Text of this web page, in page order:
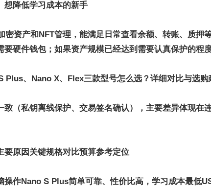
想降低学习成本的新手
密资产和NFT管理，能满足日常查看余额、转账、质押
硬件钱包；如果资产规模已经达到需要认真保护的程
Plus、Nano X、Flex三款型号怎么选？详细对比与选购
致（私钥离线保护、交易签名确认），主要差异体现
要原因 关键规格对比预算参考定位
操作Nano S Plus简单可靠、性价比高，学习成本最低